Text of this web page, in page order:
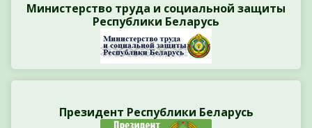
Министерство труда и социальной защиты
Республики Беларусь
Президент Республики Беларусь